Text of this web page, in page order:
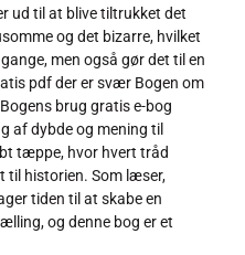
ud til at blive tiltrukket det
og det bizarre, hvilket
men også gør det til en
pdf der er svær Bogen om
brug gratis e-bog
af dybde og mening til
tæppe, hvor hvert tråd
til historien. Som læser,
tiden til at skabe en
og denne bog er et